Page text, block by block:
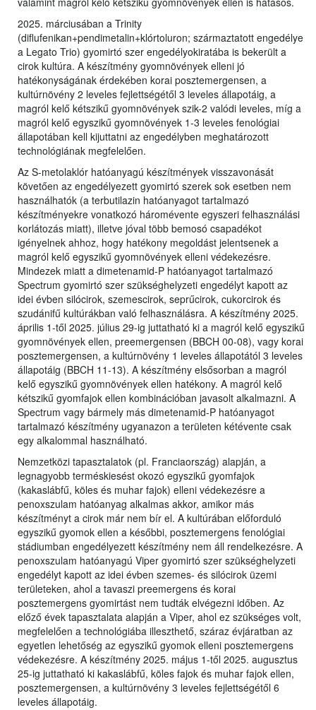
2025. márciusában a Trinity
(diflufenikan+pendimetalin+klórtoluron; származtatott engedélye
a Legato Trio) gyomirtó szer engedélyokiratába is bekerült a
cirok kultúra. A készítmény gyomnövények elleni jó
hatékonyságának érdekében korai posztemergensen, a
kultúrnövény 2 leveles fejlettségétől 3 leveles állapotáig, a
magról kelő kétszikű gyomnövények szik-2 valódi leveles, míg a
magról kelő egyszikű gyomnövények 1-3 leveles fenológiai
állapotában kell kijuttatni az engedélyben meghatározott
technológiának megfelelően.
Az S-metolaklór hatóanyagú készítmények visszavonását
követően az engedélyezett gyomirtó szerek sok esetben nem
használhatók (a terbutilazin hatóanyagot tartalmazó
készítményekre vonatkozó háromévente egyszeri felhasználási
korlátozás miatt), illetve jóval több bemosó csapadékot
igényelnek ahhoz, hogy hatékony megoldást jelentsenek a
magról kelő egyszikű gyomnövények elleni védekezésre.
Mindezek miatt a dimetenamid-P hatóanyagot tartalmazó
Spectrum gyomirtó szer szükséghelyzeti engedélyt kapott az
idei évben silócirok, szemescirok, seprűcirok, cukorcirok és
szudánifű kultúrákban való felhasználásra. A készítmény 2025.
április 1-től 2025. július 29-ig juttatható ki a magról kelő egyszikű
gyomnövények ellen, preemergensen (BBCH 00-08), vagy korai
posztemergensen, a kultúrnövény 1 leveles állapotától 3 leveles
állapotáig (BBCH 11-13). A készítmény elsősorban a magról
kelő egyszikű gyomnövények ellen hatékony. A magról kelő
kétszikű gyomfajok ellen kombinációban javasolt alkalmazni. A
Spectrum vagy bármely más dimetenamid-P hatóanyagot
tartalmazó készítmény ugyanazon a területen kétévente csak
egy alkalommal használható.
Nemzetközi tapasztalatok (pl. Franciaország) alapján, a
legnagyobb terméskiesést okozó egyszikű gyomfajok
(kakaslábfű, köles és muhar fajok) elleni védekezésre a
penoxszulam hatóanyag alkalmas akkor, amikor más
készítményt a cirok már nem bír el. A kultúrában előforduló
egyszikű gyomok ellen a későbbi, posztemergens fenológiai
stádiumban engedélyezett készítmény nem áll rendelkezésre. A
penoxszulam hatóanyagú Viper gyomirtó szer szükséghelyzeti
engedélyt kapott az idei évben szemes- és silócirok üzemi
területeken, ahol a tavaszi preemergens és korai
posztemergens gyomirtást nem tudták elvégezni időben. Az
előző évek tapasztalata alapján a Viper, ahol ez szükséges volt,
megfelelően a technológiába illeszthető, száraz évjáratban az
egyetlen lehetőség az egyszikű gyomok elleni posztemergens
védekezésre. A készítmény 2025. május 1-től 2025. augusztus
25-ig juttatható ki kakaslábfű, köles fajok és muhar fajok ellen,
posztemergensen, a kultúrnövény 3 leveles fejlettségétől 6
leveles állapotáig.